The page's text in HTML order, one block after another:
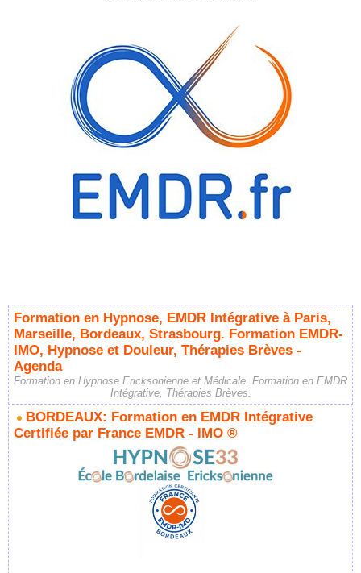
Formation en Hypnose, EMDR Intégrative à Paris,
Marseille, Bordeaux, Strasbourg. Formation EMDR-
IMO, Hypnose et Douleur, Thérapies Brèves -
Agenda
Formation en Hypnose Ericksonienne et Médicale. Formation en EMDR
Intégrative, Thérapies Brèves.
BORDEAUX: Formation en EMDR Intégrative
Certifiée par France EMDR - IMO ®